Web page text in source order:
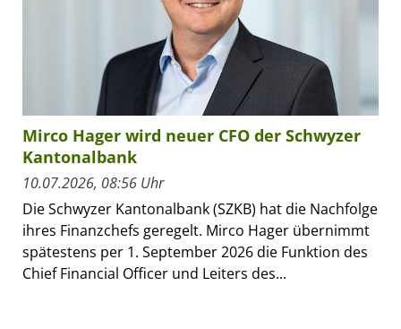
Mirco Hager wird neuer CFO der Schwyzer
Kantonalbank
10.07.2026, 08:56 Uhr
Die Schwyzer Kantonalbank (SZKB) hat die Nachfolge
ihres Finanzchefs geregelt. Mirco Hager übernimmt
spätestens per 1. September 2026 die Funktion des
Chief Financial Officer und Leiters des...